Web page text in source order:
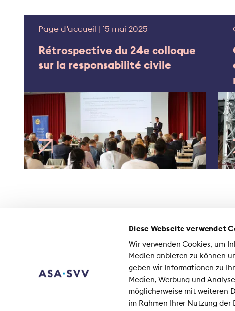
Diese Webseite verwendet
Wir verwenden Cookies, um
Medien anbieten zu können
geben wir Informationen zu
Medien, Werbung und
möglicherweise mit weiteren
im Rahmen Ihrer Nutzung
Page d’accueil | 15 mai 2025
Rétrospective du 24e colloque
sur la responsabilité civile
8002